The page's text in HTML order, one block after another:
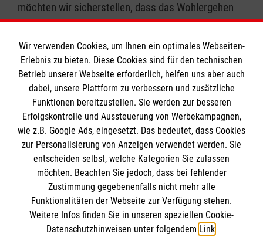
möchten wir sicherstellen, dass das Wohlergehen
des ungeborenen Kindes genauso berücksichtigt
wird wie das Wohlergehen der Frau. Daher nehmen
wir die Nöte der Frau mit einem
Schwangerschaftskonflikt ebenso ernst wie den
Schutz des ungeborenen Kindes in allen seinen
Entwicklungsstadien.
Wir verwenden Cookies, um Ihnen ein optimales Webseiten-
Erlebnis zu bieten. Diese Cookies sind für den technischen
Betrieb unserer Webseite erforderlich, helfen uns aber auch
dabei, unsere Plattform zu verbessern und zusätzliche
Funktionen bereitzustellen. Sie werden zur besseren
Erfolgskontrolle und Aussteuerung von Werbekampagnen,
wie z.B. Google Ads, eingesetzt. Das bedeutet, dass Cookies
zur Personalisierung von Anzeigen verwendet werden. Sie
entscheiden selbst, welche Kategorien Sie zulassen
möchten. Beachten Sie jedoch, dass bei fehlender
Zustimmung gegebenenfalls nicht mehr alle
Funktionalitäten der Webseite zur Verfügung stehen.
Weitere Infos finden Sie in unseren speziellen Cookie-
Datenschutzhinweisen unter folgendem Link.